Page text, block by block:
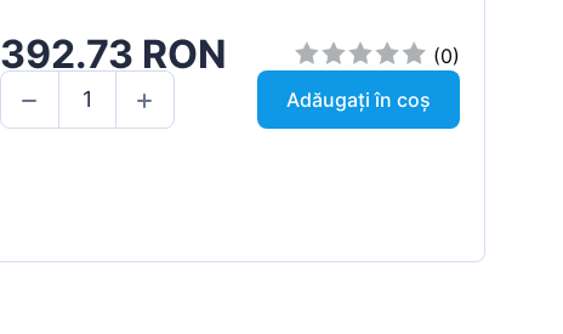
392.73 RON
(0)
Adăugați în coș